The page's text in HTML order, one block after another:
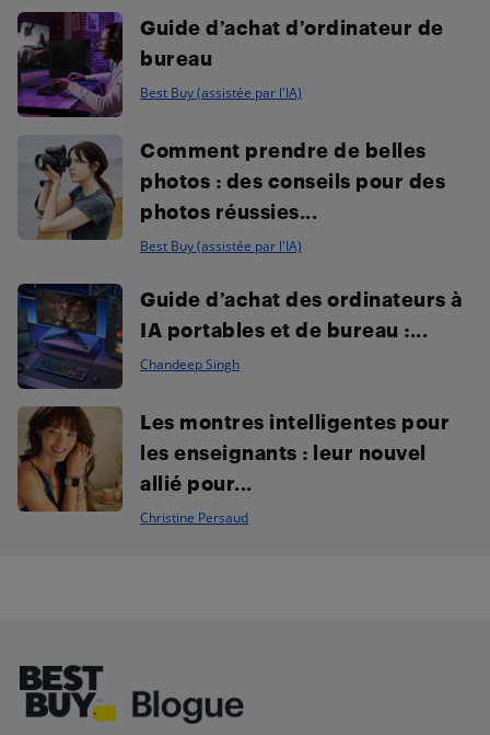
Guide d’achat d’ordinateur de
bureau
Best Buy (assistée par l'IA)
Comment prendre de belles
photos : des conseils pour des
photos réussies...
Best Buy (assistée par l'IA)
Guide d’achat des ordinateurs à
IA portables et de bureau :...
Chandeep Singh
Les montres intelligentes pour
les enseignants : leur nouvel
allié pour...
Christine Persaud